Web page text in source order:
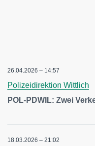
26.04.2026 – 14:57
Polizeidirektion Wittlich
POL-PDWIL: Zwei
18.03.2026 – 21:02